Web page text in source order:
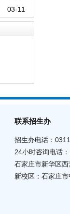
03-11
联系招生办
招生办电话：
24小时咨询电话：
石家庄市新华区
新校区：石家庄